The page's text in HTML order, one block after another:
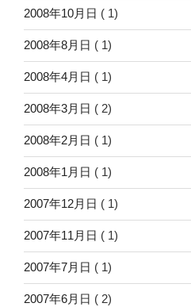
2008年10月日 ( 1)
2008年8月日 ( 1)
2008年4月日 ( 1)
2008年3月日 ( 2)
2008年2月日 ( 1)
2008年1月日 ( 1)
2007年12月日 ( 1)
2007年11月日 ( 1)
2007年7月日 ( 1)
2007年6月日 ( 2)